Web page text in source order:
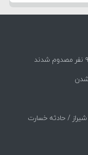
/ حادثه خسارت